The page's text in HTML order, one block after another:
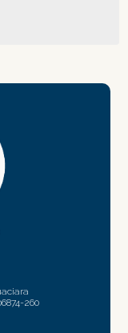
E ATRAENTE
para jardinagem
plastico
260